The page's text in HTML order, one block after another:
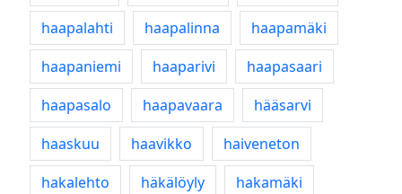
haapalahti
haapalinna
haapamäki
haapaniemi
haaparivi
haapasaari
haapasalo
haapavaara
hääsarvi
haaskuu
haavikko
haiveneton
hakalehto
häkälöyly
hakamäki